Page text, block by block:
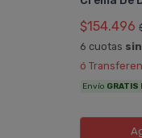
$154.496
6 cuotas
ó
Envío GRATIS